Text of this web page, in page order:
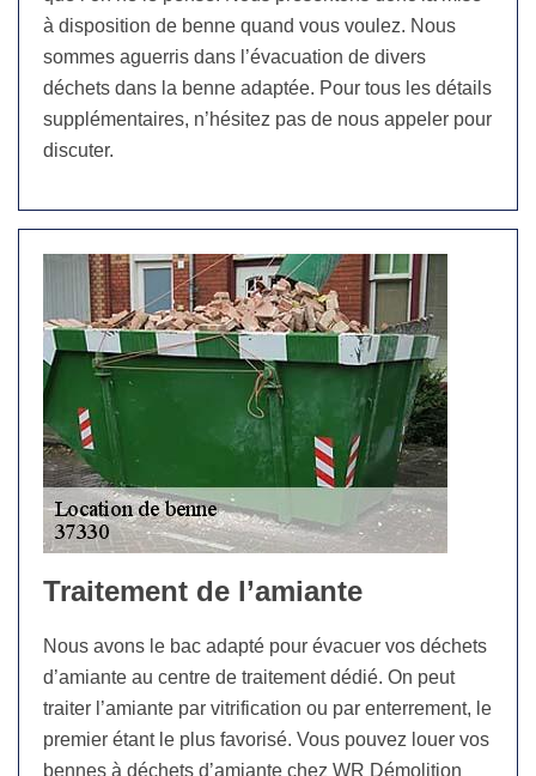
à disposition de benne quand vous voulez. Nous
sommes aguerris dans l’évacuation de divers
déchets dans la benne adaptée. Pour tous les détails
supplémentaires, n’hésitez pas de nous appeler pour
discuter.
Traitement de l’amiante
Nous avons le bac adapté pour évacuer vos déchets
d’amiante au centre de traitement dédié. On peut
traiter l’amiante par vitrification ou par enterrement, le
premier étant le plus favorisé. Vous pouvez louer vos
bennes à déchets d’amiante chez WR Démolition